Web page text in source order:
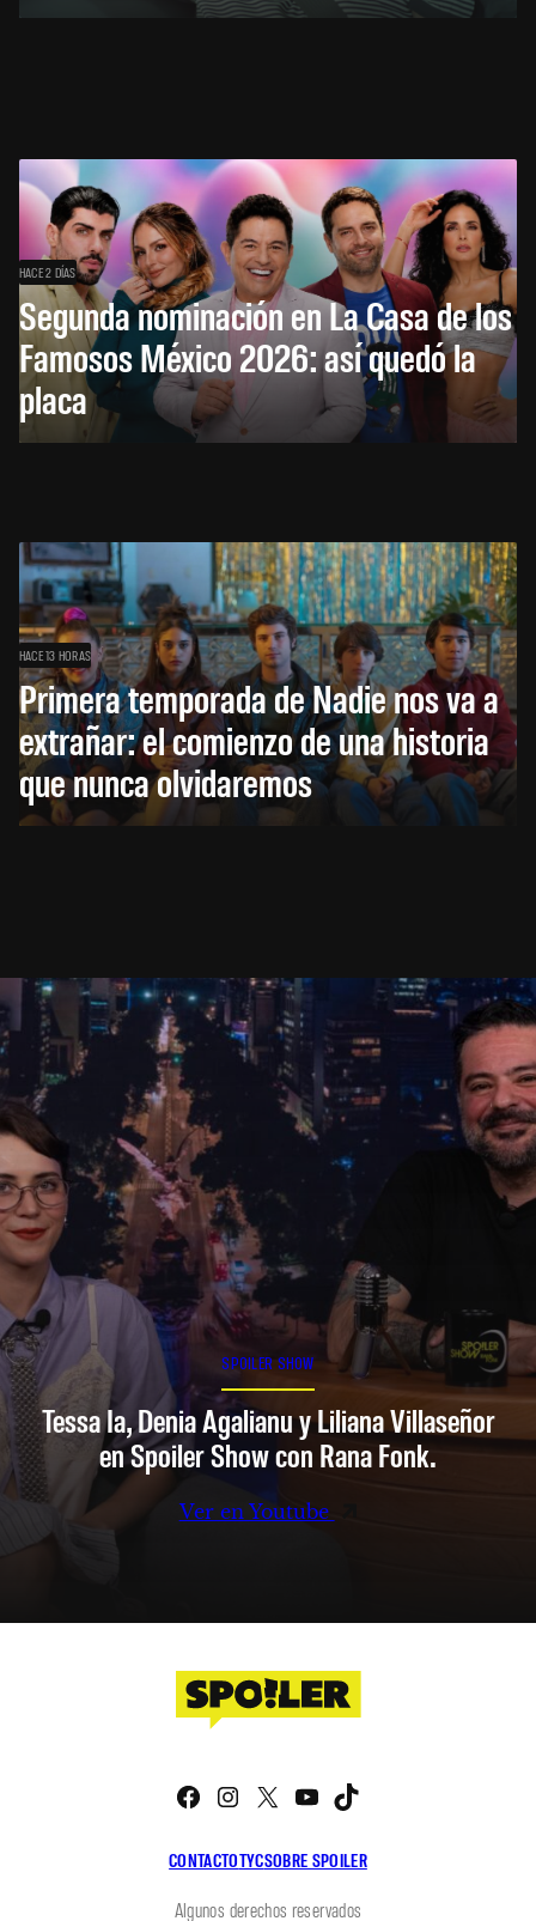
HACE 2 DÍAS
Segunda nominación en La Casa de los
Famosos México 2026: así quedó la
placa
HACE 13 HORAS
Primera temporada de Nadie nos va a
extrañar: el comienzo de una historia
que nunca olvidaremos
SPOILER SHOW
Tessa Ia, Denia Agalianu y Liliana Villaseñor
en Spoiler Show con Rana Fonk.
Ver en Youtube
CONTACTOTYCSOBRE SPOILER
Facebook
Instagram
X YouTube
Algunos derechos reservados